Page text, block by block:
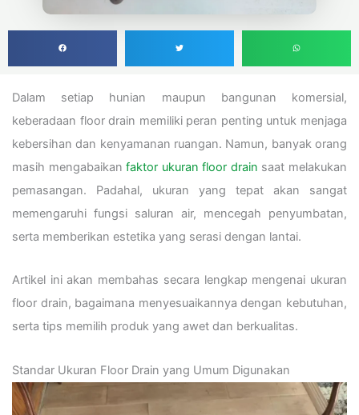
Dalam setiap hunian maupun bangunan komersial,
keberadaan floor drain memiliki peran penting untuk menjaga
kebersihan dan kenyamanan ruangan. Namun, banyak orang
masih mengabaikanfaktor ukuran floor drain saat melakukan
pemasangan. Padahal, ukuran yang tepat akan sangat
memengaruhi fungsi saluran air, mencegah penyumbatan,
serta memberikan estetika yang serasi dengan lantai.
Artikel ini akan membahas secara lengkap mengenai ukuran
floor drain, bagaimana menyesuaikannya dengan kebutuhan,
serta tips memilih produk yang awet dan berkualitas.
Standar Ukuran Floor Drain yang Umum Digunakan